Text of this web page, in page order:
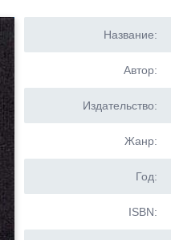
Название:
Автор:
Издательство:
Жанр:
Год:
ISBN: